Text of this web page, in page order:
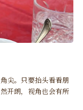
尖。只要抬头看看朋
开朗，视角也会有所